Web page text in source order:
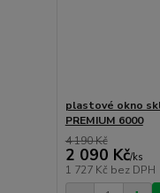
plastové okno
PREMIUM 6000
4 190 Kč
2 090 Kč/ks
1 727 Kč bez DPH